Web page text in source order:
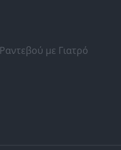
Ραντεβού με Γιατρό